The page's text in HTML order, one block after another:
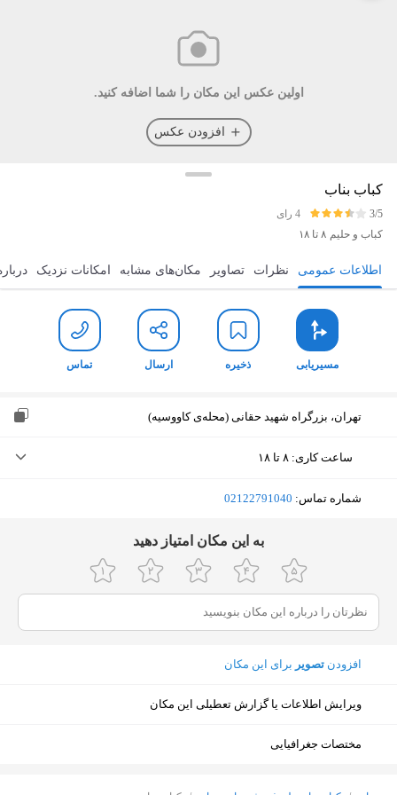
اولین عکس این مکان را شما اضافه کنید.
افزودن عکس
کباب بناب
3/5
4 رای
کباب و حلیم ۸ تا ۱۸
مسیریابی ذخیره ارسال تماس اطلاعات عمومی نظرات تصاویر مکان‌های مشابه امکانات نزدیک درباره
مسیریابی ذخیره ارسال تماس
تهران، بزرگراه شهید حقانی (محله‌ی کاووسیه)
ساعت کاری:۸ تا ۱۸
یکشنبه (امروز)
چهارشنبه
جمعه
شنبه
شماره تماس:‎02122791040
ﺑﻪ اﯾﻦ ﻣﮑﺎن اﻣﺘﯿﺎز دﻫﯿﺪ
افزودن تصویربرای این مکان
ویرایش اطلاعات یا گزارش تعطیلی این مکان
مختصات جغرافیایی